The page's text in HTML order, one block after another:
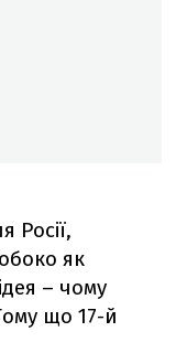
Росії,
як
– чому
що 17-й